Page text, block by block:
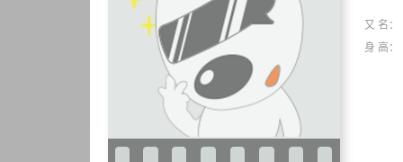
又 名：
身 高：